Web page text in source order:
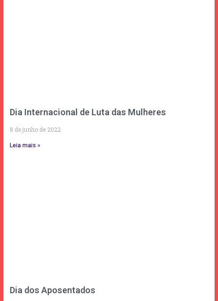
Dia Internacional de Luta das Mulheres
8 de junho de 2022
Leia mais »
Dia dos Aposentados